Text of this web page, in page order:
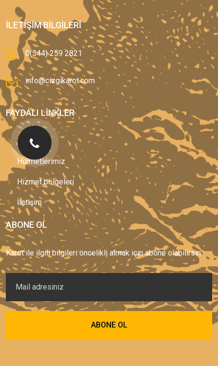
İLETIŞIM BILGILERI
0(544) 259 2821
info@cizgikarot.com
FAYDALI LINKLER
Anasayfa
Hizmetlerimiz
Hizmet bölgeleri
İletişim
ABONE OL
Karot ile ilgili bilgileri öncelikli almak için abone olabilirsin.